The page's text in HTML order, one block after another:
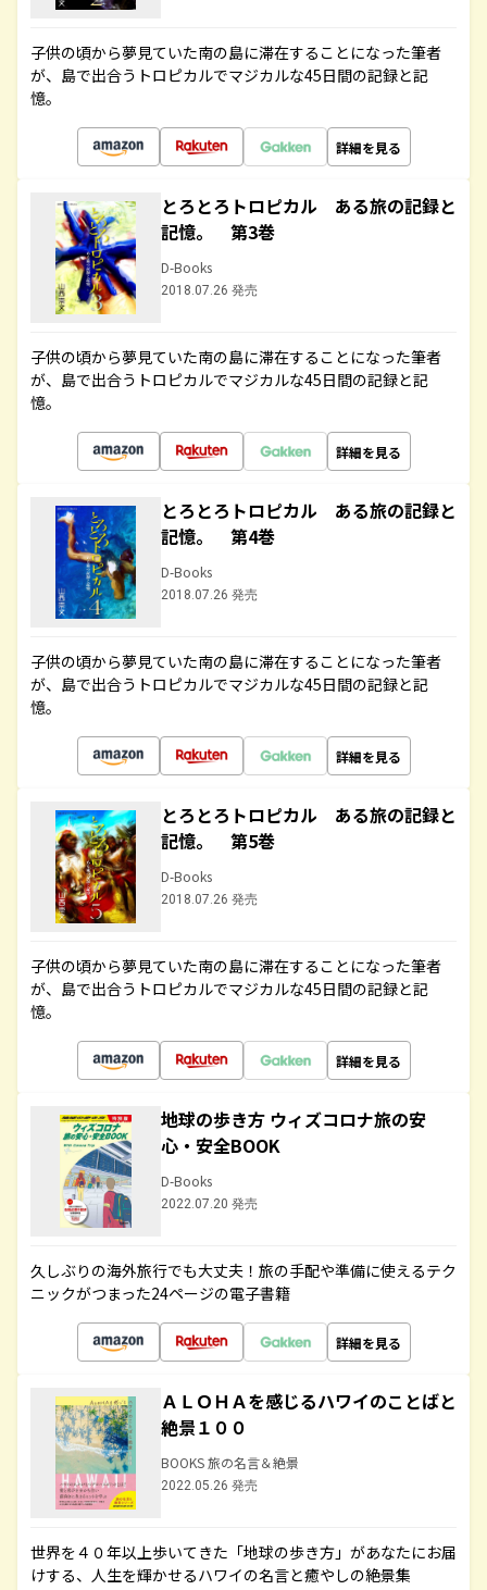
子供の頃から夢見ていた南の島に滞在することになった筆者
が、島で出合うトロピカルでマジカルな45日間の記録と記
憶。
詳細を見る
とろとろトロピカル ある旅の記録と
記憶。 第3巻
D-Books
2018.07.26 発売
子供の頃から夢見ていた南の島に滞在することになった筆者
が、島で出合うトロピカルでマジカルな45日間の記録と記
憶。
詳細を見る
とろとろトロピカル ある旅の記録と
記憶。 第4巻
D-Books
2018.07.26 発売
子供の頃から夢見ていた南の島に滞在することになった筆者
が、島で出合うトロピカルでマジカルな45日間の記録と記
憶。
詳細を見る
とろとろトロピカル ある旅の記録と
記憶。 第5巻
D-Books
2018.07.26 発売
子供の頃から夢見ていた南の島に滞在することになった筆者
が、島で出合うトロピカルでマジカルな45日間の記録と記
憶。
詳細を見る
地球の歩き方 ウィズコロナ旅の安
心・安全BOOK
D-Books
2022.07.20 発売
久しぶりの海外旅行でも大丈夫！旅の手配や準備に使えるテク
ニックがつまった24ページの電子書籍
詳細を見る
ＡＬＯＨＡを感じるハワイのことばと
絶景１００
BOOKS 旅の名言＆絶景
2022.05.26 発売
世界を４０年以上歩いてきた「地球の歩き方」があなたにお届
けする、人生を輝かせるハワイの名言と癒やしの絶景集